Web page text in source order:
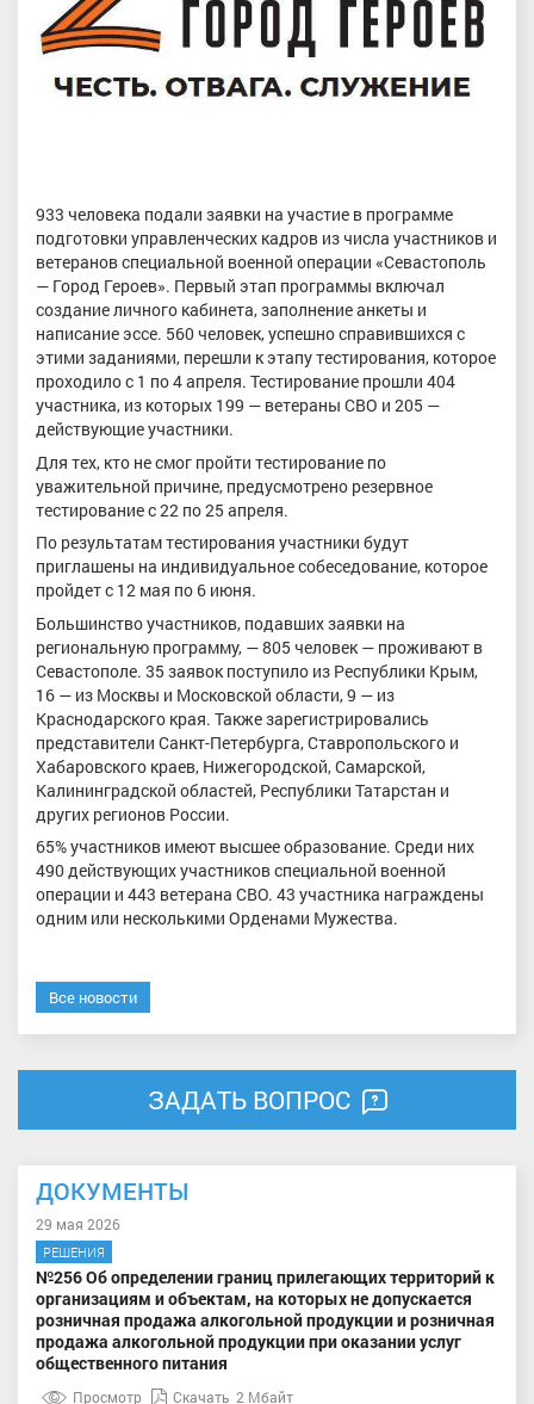
933 человека подали заявки на участие в программе
подготовки управленческих кадров из числа участников и
ветеранов специальной военной операции «Севастополь
— Город Героев». Первый этап программы включал
создание личного кабинета, заполнение анкеты и
написание эссе. 560 человек, успешно справившихся с
этими заданиями, перешли к этапу тестирования, которое
проходило с 1 по 4 апреля. Тестирование прошли 404
участника, из которых 199 — ветераны СВО и 205 —
действующие участники.
Для тех, кто не смог пройти тестирование по
уважительной причине, предусмотрено резервное
тестирование с 22 по 25 апреля.
По результатам тестирования участники будут
приглашены на индивидуальное собеседование, которое
пройдет с 12 мая по 6 июня.
Большинство участников, подавших заявки на
региональную программу, — 805 человек — проживают в
Севастополе. 35 заявок поступило из Республики Крым,
16 — из Москвы и Московской области, 9 — из
Краснодарского края. Также зарегистрировались
представители Санкт-Петербурга, Ставропольского и
Хабаровского краев, Нижегородской, Самарской,
Калининградской областей, Республики Татарстан и
других регионов России.
65% участников имеют высшее образование. Среди них
490 действующих участников специальной военной
операции и 443 ветерана СВО. 43 участника награждены
одним или несколькими Орденами Мужества.
Все новости
ЗАДАТЬ ВОПРОС
ДОКУМЕНТЫ
29 мая 2026
РЕШЕНИЯ
№256 Об определении границ прилегающих территорий к
организациям и объектам, на которых не допускается
розничная продажа алкогольной продукции и розничная
продажа алкогольной продукции при оказании услуг
общественного питания
Просмотр Скачать 2 Мбайт